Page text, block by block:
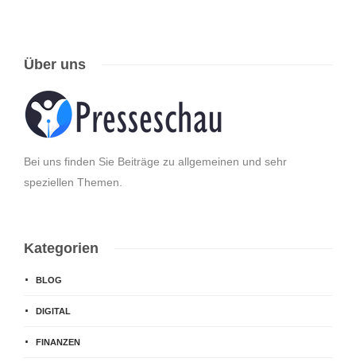
Über uns
Bei uns finden Sie Beiträge zu allgemeinen und sehr
speziellen Themen.
Kategorien
BLOG
DIGITAL
FINANZEN